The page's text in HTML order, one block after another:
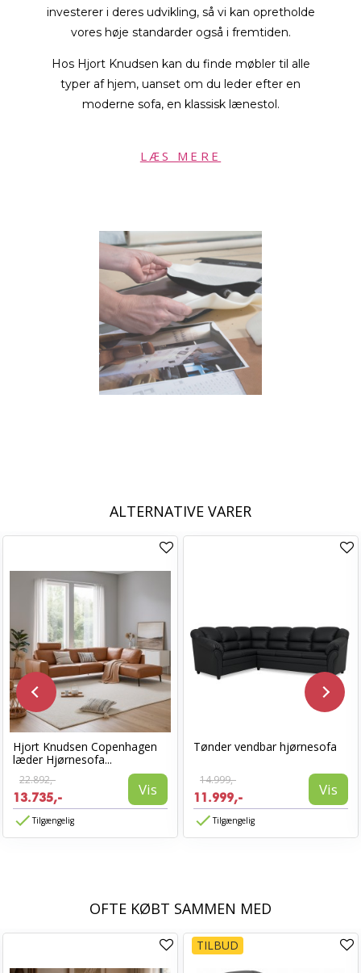
investerer i deres udvikling, så vi kan opretholde
vores høje standarder også i fremtiden.
Hos Hjort Knudsen kan du finde møbler til alle
typer af hjem, uanset om du leder efter en
moderne sofa, en klassisk lænestol.
LÆS MERE
ALTERNATIVE VARER
Hjort Knudsen Copenhagen
læder Hjørnesofa...
22.892,-
13.735,- Vis
Tilgængelig
Tønder vendbar hjørnesofa
14.999,-
11.999,- Vis
Tilgængelig
OFTE KØBT SAMMEN MED
TILBUD